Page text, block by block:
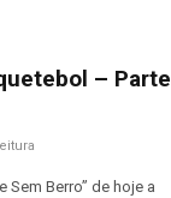
– Parte
Sem Berro” de hoje a